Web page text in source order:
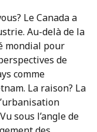
Le Canada a
Au-delà de la
mondial pour
de
comme
La raison? La
sous l’angle de